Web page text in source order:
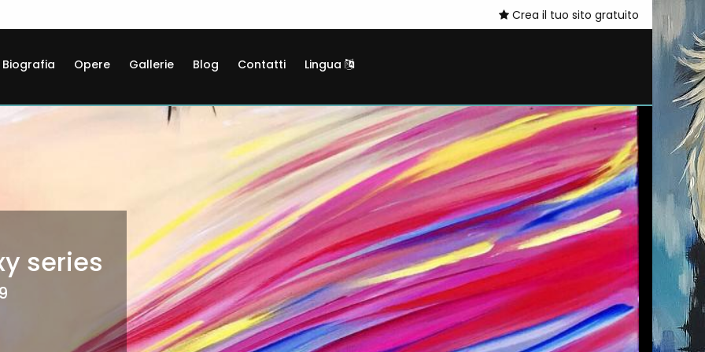
Crea il tuo sito gratuito
Biografia Opere Gallerie Blog Contatti Lingua
seriesseries